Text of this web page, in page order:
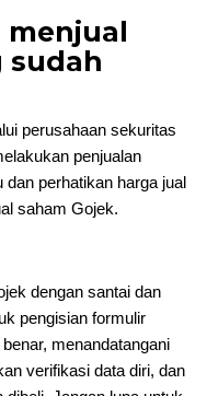
menjual
sudah
perusahaan sekuritas
penjualan
perhatikan harga jual
saham Gojek.
dengan santai dan
pengisian formulir
menandatangani
verifikasi data diri, dan